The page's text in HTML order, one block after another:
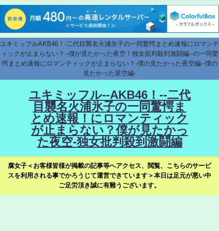
ユキミッフルAKB46！-二代目襲名火浦氷子の一同驚愕まとめ速報にロマンテ
ィックが止まらない？--僕が見たかった夜空！独女批判殺到激闘編--の一同驚
愕まとめ速報にロマンティックが止まらない？-僕の見たかった夜空編--僕の
見たかった星空編-
ユキミッフル--AKB46！--二代
目襲名火浦氷子の一同驚愕ま
とめ速報！にロマンティック
が止まらない？僕が見たかっ
た夜空-独女批判殺到激闘編
腐女子＜お客様皆様が掲載の記事等へアクセス、閲覧、こちらのサービ
スを利用される事でかろうじて運営できています＞本日は足元が悪い中
ご足労頂き誠に有難うございます。